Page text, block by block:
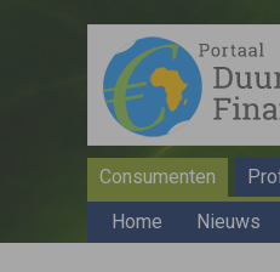
Consumenten
Home
Nieuws